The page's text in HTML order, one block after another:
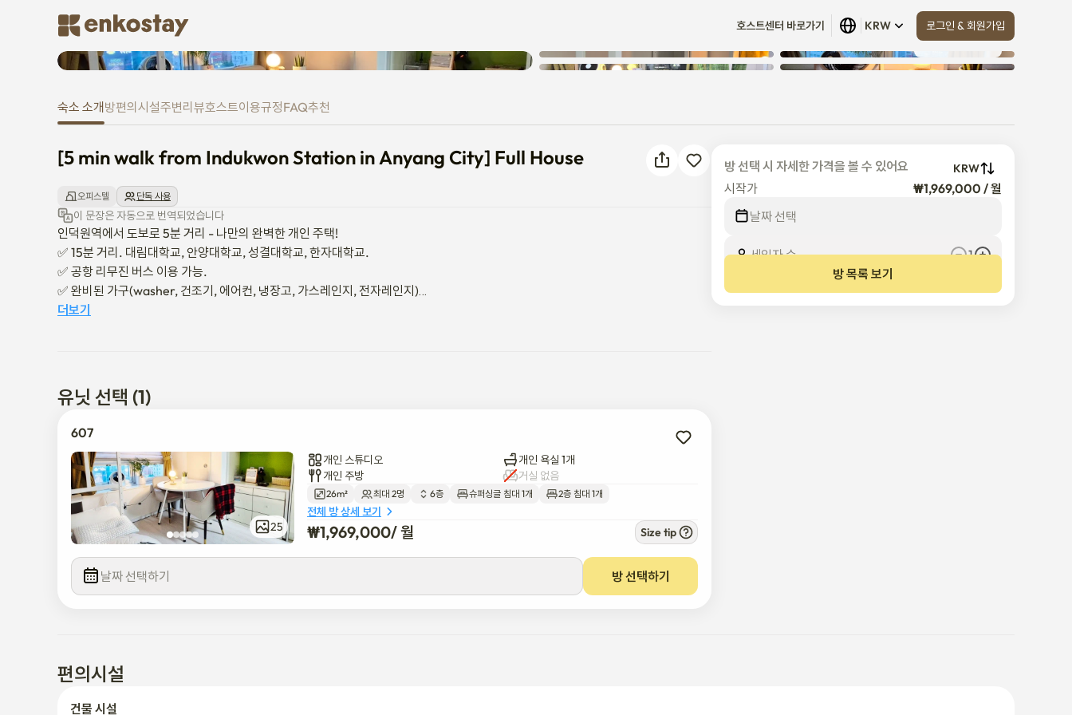
호스트센터 바로가기 KRW 로그인 & 회원가입
[5 min walk from Indukwon Station in Anyang City] Full House
모두 보기 (23)
숙소 소개 방편의시설주변리뷰호스트이용규정FAQ추천
[5 min walk from Indukwon Station in Anyang City] Full House
오피스텔 단독 사용
이 문장은 자동으로 번역되었습니다
인덕원역에서 도보로 5분 거리 - 나만의 완벽한 개인 주택!
✅ 15분 거리. 대림대학교, 안양대학교, 성결대학교, 한자대학교.
✅ 공항 리무진 버스 이용 가능.
✅ 완비된 가구(washer, 건조기, 에어컨, 냉장고, 가스레인지, 전자레인지)
✅ 330개 이상의 채널 / 넷플릭스 / 스마트 TV / 고속 Wi-Fi
- 체크인 당일, 예약이 확정되면 디지털 도어락 코드를 보내드리겠습니다.
- 요청 및 사전 예약 시 주차가 가능합니다.
- 최대 수용 인원은 2명입니다.
- 최첨단 드럼 세탁기와 건조대가 있습니다. - 사전 요청 시 수하물 보관이 가능합니다.
더보기
유닛 선택 (1)
607
25
개인 스튜디오
개인 욕실 1개
개인 주방
거실 없음
26m² 최대 2명 6층 슈퍼싱글 침대 1개 2층 침대 1개
전체 방 상세 보기
₩1,969,000/ 월 Size tip
날짜 선택하기 방 선택하기
방 선택 시 자세한 가격을 볼 수 있어요 KRW
시작가
₩1,969,000 / 월
날짜 선택
세입자 수
1
방 목록 보기
편의시설
건물 시설